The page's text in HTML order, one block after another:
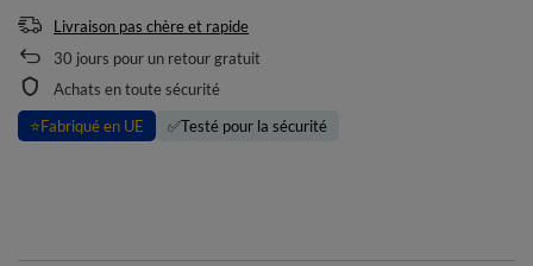
Livraison pas chère et rapide
30 jours pour un retour gratuit
Achats en toute sécurité
⭐Fabriqué en UE ✅Testé pour la sécurité